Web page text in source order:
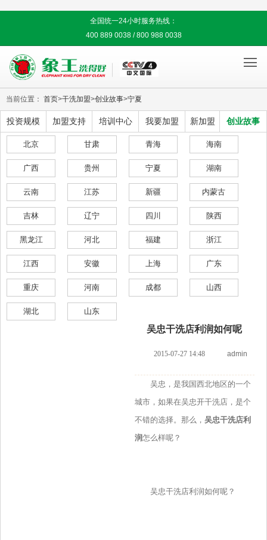
全国统一24小时服务热线：
400 889 0038 / 800 988 0038

当前位置： 首页>干洗加盟>创业故事>宁夏
投资规模 加盟支持 培训中心 我要加盟 新加盟 创业故事
北京 甘肃 青海 海南
广西 贵州 宁夏 湖南
云南 江苏 新疆 内蒙古
吉林 辽宁 四川 陕西
黑龙江 河北 福建 浙江
江西 安徽 上海 广东
重庆 河南 成都 山西
湖北 山东
吴忠干洗店利润如何呢
2015-07-27 14:48 admin
吴忠，是我国西北地区的一个
城市，如果在吴忠开干洗店，是个
不错的选择。那么， 吴忠干洗店利
润怎么样呢？
吴忠干洗店利润如何呢？